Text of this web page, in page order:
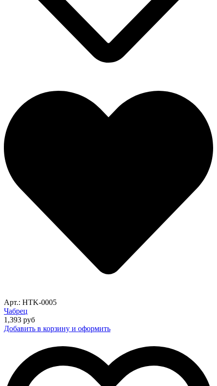
Арт.: HTK-0005
Чабрец
1,393 руб
Добавить в корзину и оформить